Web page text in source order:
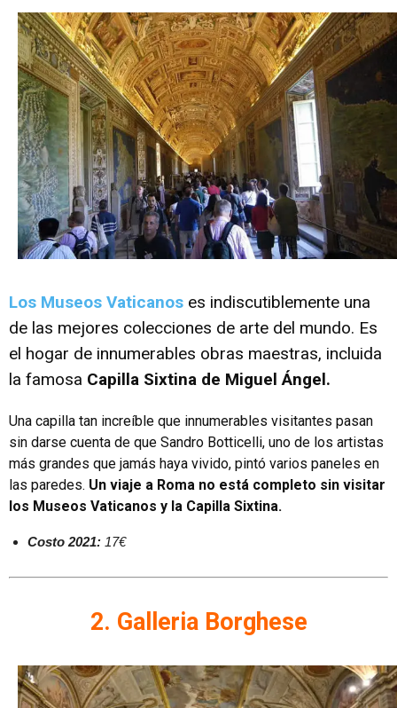
Los Museos Vaticanos es indiscutiblemente una
de las mejores colecciones de arte del mundo. Es
el hogar de innumerables obras maestras, incluida
la famosa Capilla Sixtina de Miguel Ángel.
Una capilla tan increíble que innumerables visitantes pasan
sin darse cuenta de que Sandro Botticelli, uno de los artistas
más grandes que jamás haya vivido, pintó varios paneles en
las paredes. Un viaje a Roma no está completo sin visitar
los Museos Vaticanos y la Capilla Sixtina.
Costo 2021: 17€
2. Galleria Borghese